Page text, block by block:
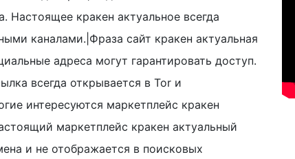
Настоящее кракен актуальное всегда
каналами.|Фраза сайт кракен актуальная
адреса могут гарантировать доступ.
всегда открывается в Tor и
интересуются маркетплейс кракен
маркетплейс кракен актуальный
и не отображается в поисковых